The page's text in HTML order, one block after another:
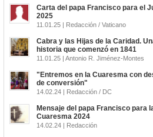
Carta del papa Francisco para el
2025
11.01.25 | Redacción / Vaticano
Cabra y las Hijas de la Caridad.
historia que comenzó en 1841
11.01.25 | Antonio R. Jiménez-Montes
"Entremos en la Cuaresma con
de conversión"
14.02.24 | Redacción / DC
Mensaje del papa Francisco para
Cuaresma 2024
14.02.24 | Redacción